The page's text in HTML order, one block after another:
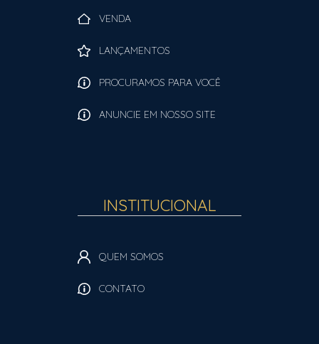
VENDA
LANÇAMENTOS
PROCURAMOS PARA VOCÊ
ANUNCIE EM NOSSO SITE
INSTITUCIONAL
QUEM SOMOS
CONTATO